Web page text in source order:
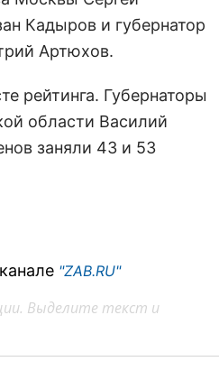
Кадыров и губернатор
Артюхов.
рейтинга. Губернаторы
области Василий
заняли 43 и 53
"ZAB.RU"
Выделите текст и